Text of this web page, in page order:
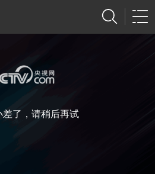
差了，请稍后再试